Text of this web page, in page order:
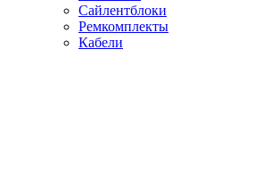
Сайлентблоки
Ремкомплекты
Кабели